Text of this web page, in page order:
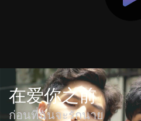
在爱你之前
ก่อนที่ฉันจะรักนาย